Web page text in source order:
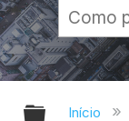
Início